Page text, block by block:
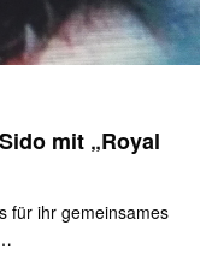
mit „Royal
für ihr gemeinsames